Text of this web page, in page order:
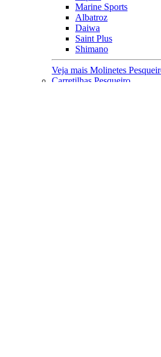
Marine Sports
Albatroz
Daiwa
Saint Plus
Shimano
Veja mais Molinetes
Carretilhas Pesqueiro